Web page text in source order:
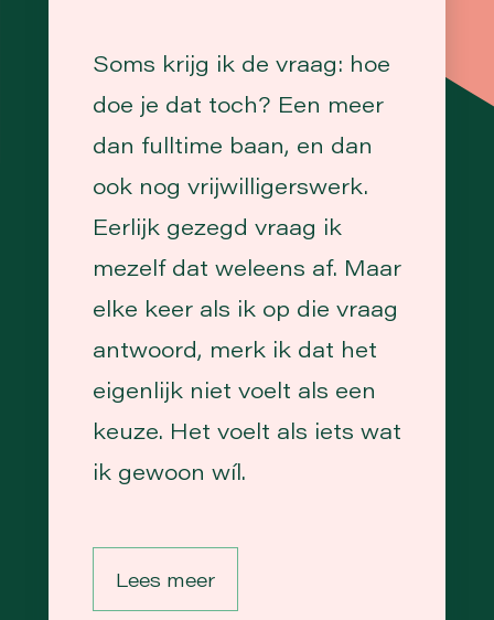
Soms krijg ik de vraag: hoe
doe je dat toch? Een meer
dan fulltime baan, en dan
ook nog vrijwilligerswerk.
Eerlijk gezegd vraag ik
mezelf dat weleens af. Maar
elke keer als ik op die vraag
antwoord, merk ik dat het
eigenlijk niet voelt als een
keuze. Het voelt als iets wat
ik gewoon wíl.
Lees meer